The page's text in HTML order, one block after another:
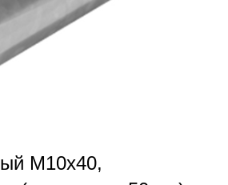
М10х40,